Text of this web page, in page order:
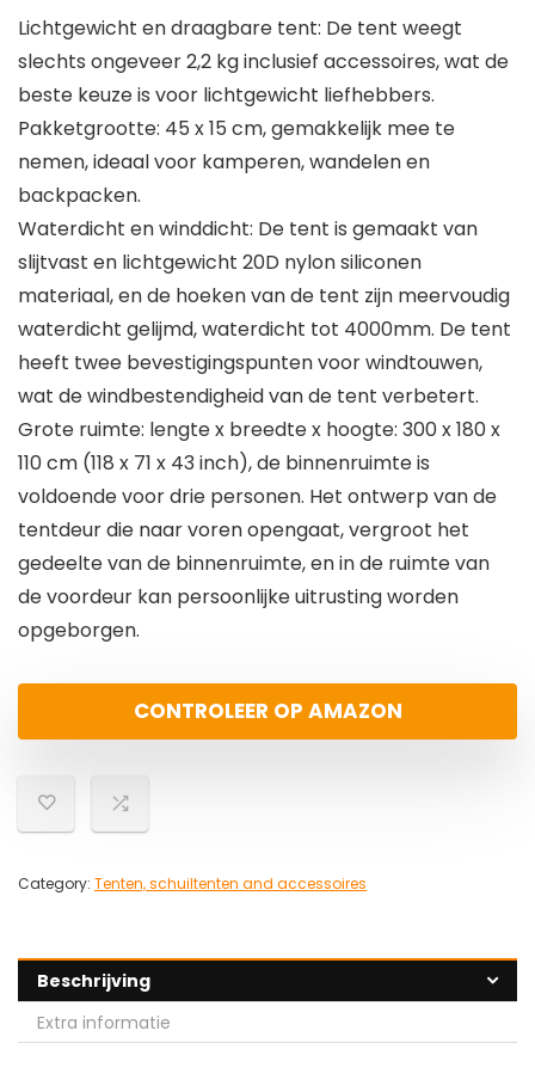
Lichtgewicht en draagbare tent: De tent weegt
slechts ongeveer 2,2 kg inclusief accessoires, wat de
beste keuze is voor lichtgewicht liefhebbers.
Pakketgrootte: 45 x 15 cm, gemakkelijk mee te
nemen, ideaal voor kamperen, wandelen en
backpacken.
Waterdicht en winddicht: De tent is gemaakt van
slijtvast en lichtgewicht 20D nylon siliconen
materiaal, en de hoeken van de tent zijn meervoudig
waterdicht gelijmd, waterdicht tot 4000mm. De tent
heeft twee bevestigingspunten voor windtouwen,
wat de windbestendigheid van de tent verbetert.
Grote ruimte: lengte x breedte x hoogte: 300 x 180 x
110 cm (118 x 71 x 43 inch), de binnenruimte is
voldoende voor drie personen. Het ontwerp van de
tentdeur die naar voren opengaat, vergroot het
gedeelte van de binnenruimte, en in de ruimte van
de voordeur kan persoonlijke uitrusting worden
opgeborgen.
CONTROLEER OP AMAZON
Category: Tenten, schuiltenten and accessoires
Beschrijving
Extra informatie